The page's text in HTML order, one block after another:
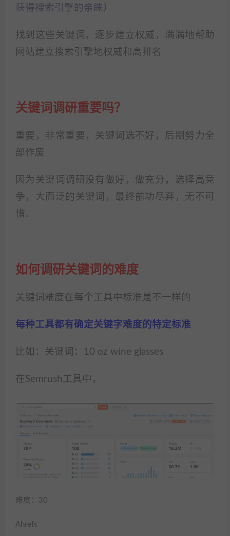
获得搜索引擎的亲睐 ）
找到这些关键词，逐步建立权威，满满地帮助
网站建立搜索引擎地权威和高排名
关键词调研重要吗？
重要，非常重要，关键词选不好，后期努力全
部作废
因为关键词调研没有做好，做充分，选择高竞
争，大而泛的关键词，最终前功尽弃，无不可
惜。
如何调研关键词的难度
关键词难度在每个工具中标准是不一样的
每种工具都有确定关键字难度的特定标准
比如：关键词：10 oz wine glasses
在Semrush工具中，
难度：30
Ahrefs